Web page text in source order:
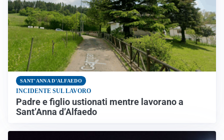
SANT'ANNA D'ALFAEDO
INCIDENTE SUL LAVORO
Padre e figlio ustionati mentre lavorano a
Sant’Anna d’Alfaedo